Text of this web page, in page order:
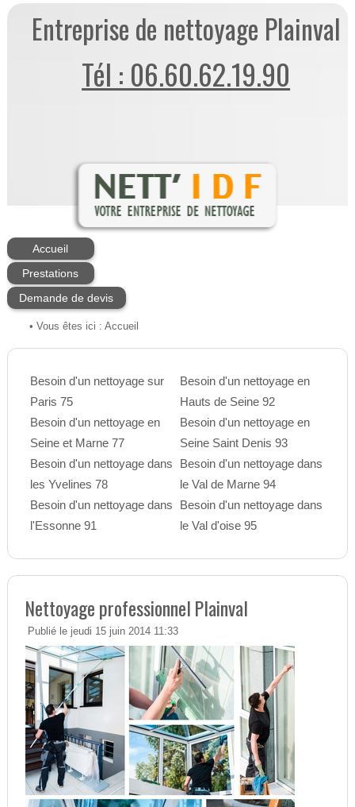
Entreprise de nettoyage Plainval
Tél : 06.60.62.19.90
Accueil
Prestations
Demande de devis
• Vous êtes ici : Accueil
Besoin d'un nettoyage sur
Paris 75
Besoin d'un nettoyage en
Seine et Marne 77
Besoin d'un nettoyage dans
les Yvelines 78
Besoin d'un nettoyage dans
l'Essonne 91
Besoin d'un nettoyage en
Hauts de Seine 92
Besoin d'un nettoyage en
Seine Saint Denis 93
Besoin d'un nettoyage dans
le Val de Marne 94
Besoin d'un nettoyage dans
le Val d'oise 95
Nettoyage professionnel Plainval
Publié le jeudi 15 juin 2014 11:33